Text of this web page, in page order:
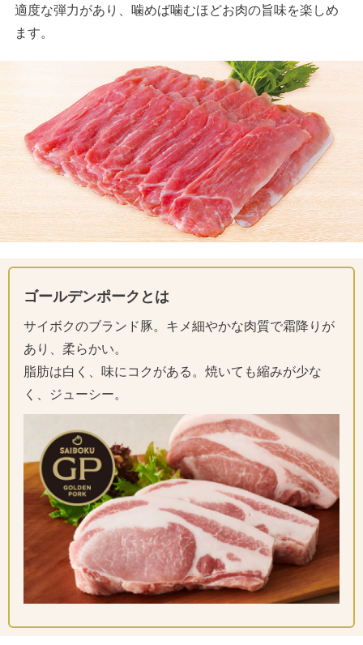
適度な弾力があり、噛めば噛むほどお肉の旨味を楽しめ
ます。
ゴールデンポークとは
サイボクのブランド豚。キメ細やかな肉質で霜降りが
あり、柔らかい。
脂肪は白く、味にコクがある。焼いても縮みが少な
く、ジューシー。